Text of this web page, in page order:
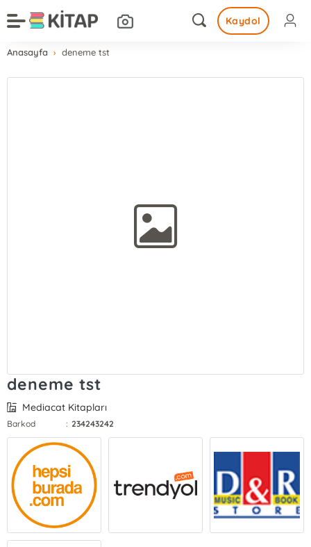
Kaydol
Anasayfa deneme tst
deneme tst
Mediacat Kitapları
Barkod : 234243242